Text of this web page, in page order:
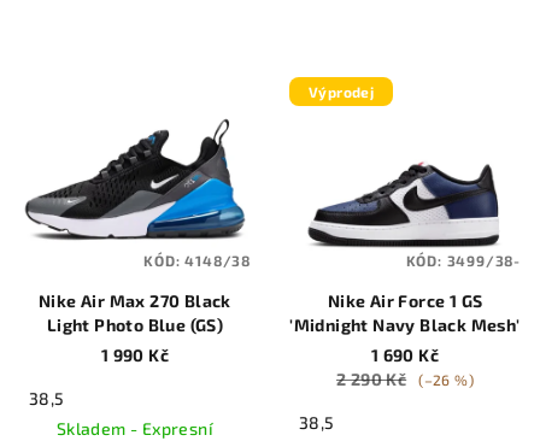
Nike Air Max 270 Black
Light Photo Blue (GS)
1 990 Kč
38,5
Skladem - Expresní
KÓD:4148/38
Výprodej
Nike Air Force 1 GS
'Midnight Navy Black Mesh'
1 690 Kč
2 290 Kč
(–26 %)
38,5
KÓD: 3499/38-